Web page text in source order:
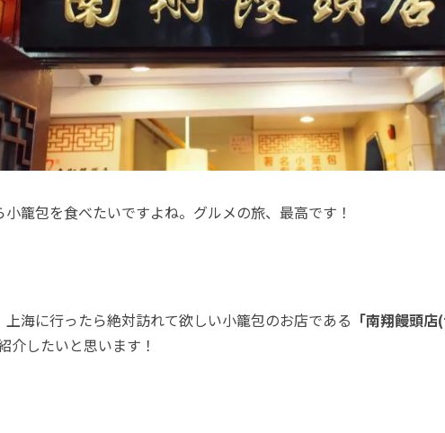
籠包を食べたいですよね。グルメの旅、最高です！
上海に行ったら絶対訪れて欲しい小籠包のお店である 「南翔饅頭
介したいと思います！